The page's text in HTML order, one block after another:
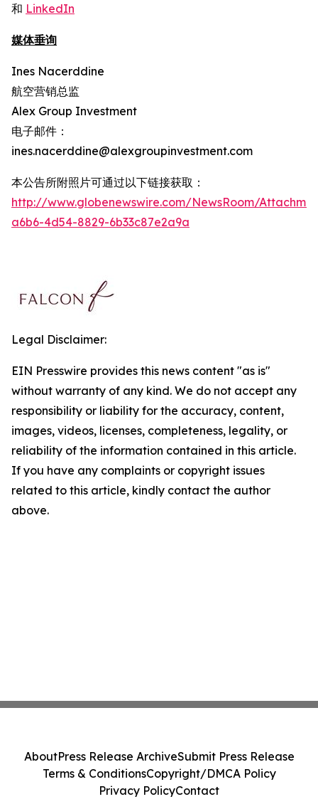
和 LinkedIn
媒体垂询
Ines Nacerddine
航空营销总监
Alex Group Investment
电子邮件：
ines.nacerddine@alexgroupinvestment.com
本公告所附照片可通过以下链接获取：
http://www.globenewswire.com/NewsRoom/
a6b6-4d54-8829-6b33c87e2a9a
Legal Disclaimer:
EIN Presswire provides this news content "as is"
without warranty of any kind. We do not accept any
responsibility or liability for the accuracy, content,
images, videos, licenses, completeness, legality, or
reliability of the information contained in this article.
If you have any complaints or copyright issues
related to this article, kindly contact the author
above.
AboutPress Release ArchiveSubmit Press Release
Terms & ConditionsCopyright/DMCA Policy
Privacy PolicyContact